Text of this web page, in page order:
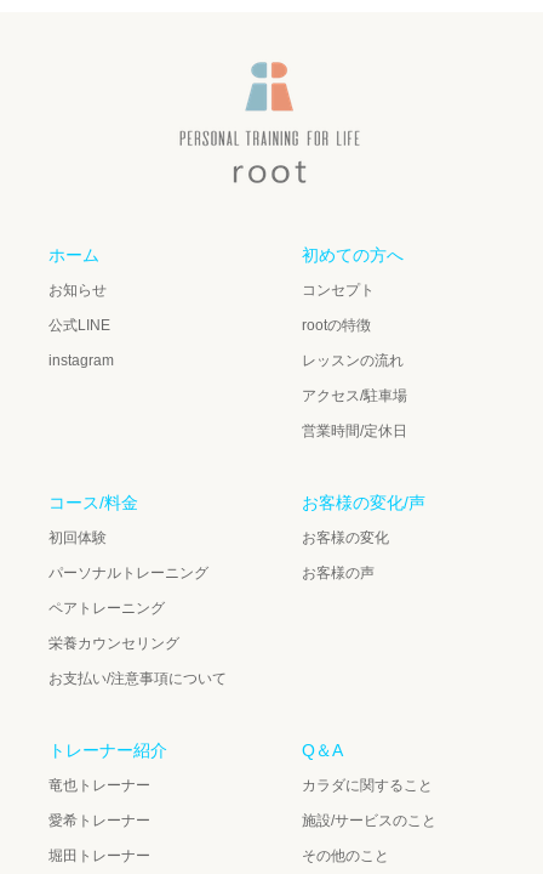
ホーム
お知らせ
公式LINE
instagram
初めての方へ
コンセプト
rootの特徴
レッスンの流れ
アクセス/駐車場
営業時間/定休日
コース/料金
初回体験
パーソナルトレーニング
ペアトレーニング
栄養カウンセリング
お支払い/注意事項について
お客様の変化/声
お客様の変化
お客様の声
トレーナー紹介
竜也トレーナー
愛希トレーナー
堀田トレーナー
Q＆A
カラダに関すること
施設/サービスのこと
その他のこと